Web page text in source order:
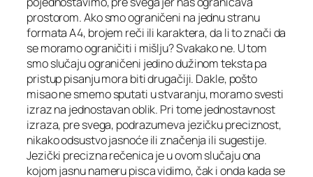
prostorom. Ako smo ograničeni na jednu stranu
formata A4, brojem reči ili karaktera, da li to znači da
se moramo ograničiti i mišlju? Svakako ne. U tom
smo slučaju ograničeni jedino dužinom teksta pa
pristup pisanju mora biti drugačiji. Dakle, pošto
misao ne smemo sputati u stvaranju, moramo svesti
izraz na jednostavan oblik. Pri tome jednostavnost
izraza, pre svega, podrazumeva jezičku preciznost,
nikako odsustvo jasnoće ili značenja ili sugestije.
Jezički precizna rečenica je u ovom slučaju ona
kojom jasnu nameru pisca vidimo, čak i onda kada se